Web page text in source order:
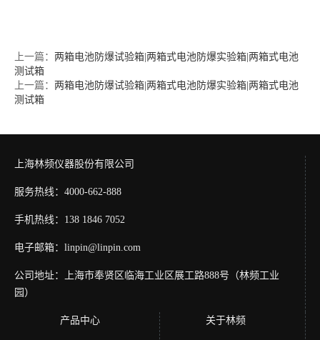
上一篇： 两箱电池防爆试验箱|两箱式电池防爆实验箱|两箱式电池
测试箱
上一篇： 两箱电池防爆试验箱|两箱式电池防爆实验箱|两箱式电池
测试箱
上海林频仪器股份有限公司
服务热线：4000-662-888
手机热线：138 1846 7052
电子邮箱：linpin@linpin.com
公司地址：上海市奉贤区临海工业区展工路888号（林频工业
园）
产品中心 关于林频